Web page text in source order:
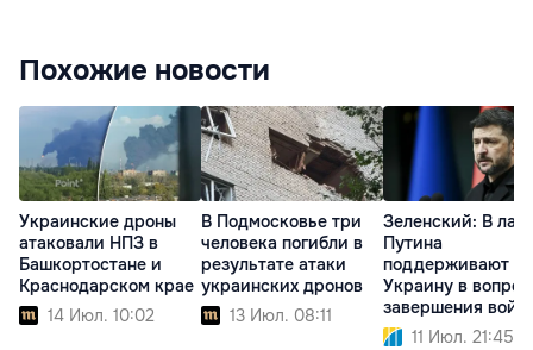
Похожие новости
Украинские дроны
атаковали НПЗ в
Башкортостане и
Краснодарском крае
14 Июл. 10:02
В Подмосковье три
человека погибли в
результате атаки
украинских дронов
13 Июл. 08:11
Зеленский: В
Путина
поддерживают
Украину в
завершения
11 Июл. 21:45